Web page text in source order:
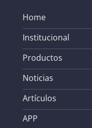
Home
Institucional
Productos
Noticias
Artículos
APP